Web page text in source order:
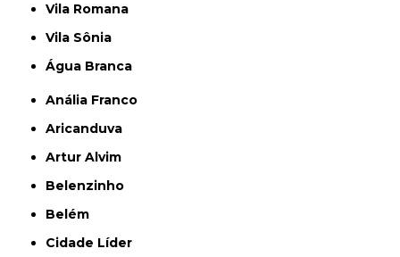
Vila Romana
Vila Sônia
Água Branca
Anália Franco
Aricanduva
Artur Alvim
Belenzinho
Belém
Cidade Líder